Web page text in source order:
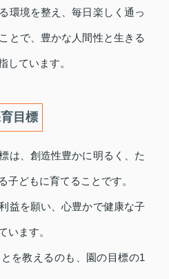
環境を整え、毎日楽しく通っ
とで、豊かな人間性と生きる
しています。
目標
は、創造性豊かに明るく、た
子どもに育てることです。
益を願い、心豊かで健康な子
います。
を教えるのも、園の目標の1